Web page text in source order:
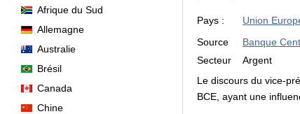
Afrique du Sud
Allemagne
Australie
Brésil
Canada
Chine
Pays : Union
Source
Banque
Secteur
Argent
Le discours du vice-
BCE, ayant une